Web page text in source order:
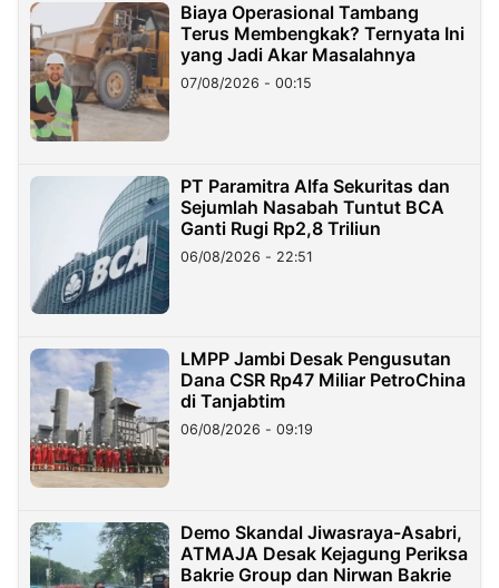
Biaya Operasional Tambang
Terus Membengkak? Ternyata Ini
yang Jadi Akar Masalahnya
07/08/2026 - 00:15
PT Paramitra Alfa Sekuritas dan
Sejumlah Nasabah Tuntut BCA
Ganti Rugi Rp2,8 Triliun
06/08/2026 - 22:51
LMPP Jambi Desak Pengusutan
Dana CSR Rp47 Miliar PetroChina
di Tanjabtim
06/08/2026 - 09:19
Demo Skandal Jiwasraya-Asabri,
ATMAJA Desak Kejagung Periksa
Bakrie Group dan Nirwan Bakrie